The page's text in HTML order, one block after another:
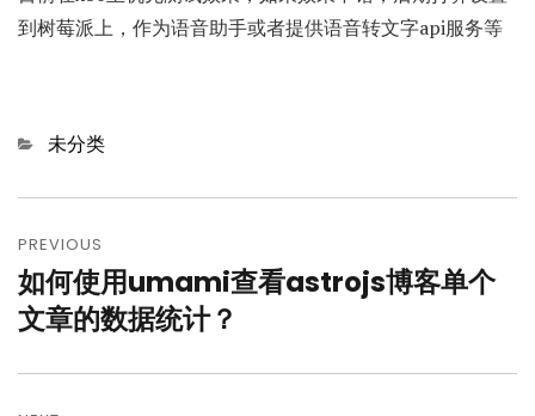
到树莓派上，作为语音助手或者提供语音转文字api服务等
Categories
未分类
章
导
航
PREVIOUS
Previous
post:
如何使用umami查看astrojs博客单个
文章的数据统计？